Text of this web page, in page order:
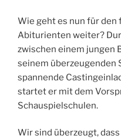
Wie geht es nun für den
Abiturienten weiter?
zwischen einem jungen
seinem überzeugenden
spannende
startet er mit dem
Schauspielschulen.
Wir sind überzeugt,